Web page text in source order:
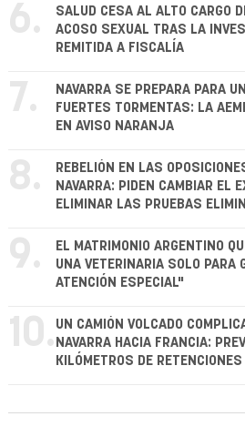
6.
SALUD CESA AL ALTO CARGO
ACOSO SEXUAL TRAS LA
REMITIDA A FISCALÍA
7.
NAVARRA SE PREPARA PARA
FUERTES TORMENTAS: LA
EN AVISO NARANJA
8.
REBELIÓN EN LAS
NAVARRA: PIDEN CAMBIAR EL
ELIMINAR LAS PRUEBAS
9.
EL MATRIMONIO ARGENTINO
UNA VETERINARIA SOLO PARA
ATENCIÓN ESPECIAL"
10. UN CAMIÓN VOLCADO
NAVARRA HACIA FRANCIA:
KILÓMETROS DE RETENCIONES